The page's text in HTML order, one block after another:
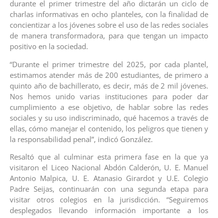
durante el primer trimestre del año dictarán un ciclo de
charlas informativas en ocho planteles, con la finalidad de
concientizar a los jóvenes sobre el uso de las redes sociales
de manera transformadora, para que tengan un impacto
positivo en la sociedad.
“Durante el primer trimestre del 2025, por cada plantel,
estimamos atender más de 200 estudiantes, de primero a
quinto año de bachillerato, es decir, más de 2 mil jóvenes.
Nos hemos unido varias instituciones para poder dar
cumplimiento a ese objetivo, de hablar sobre las redes
sociales y su uso indiscriminado, qué hacemos a través de
ellas, cómo manejar el contenido, los peligros que tienen y
la responsabilidad penal”, indicó González.
Resaltó que al culminar esta primera fase en la que ya
visitaron el Liceo Nacional Abdón Calderón, U. E. Manuel
Antonio Malpica, U. E. Atanasio Girardot y U.E. Colegio
Padre Seijas, continuarán con una segunda etapa para
visitar otros colegios en la jurisdicción. “Seguiremos
desplegados llevando información importante a los